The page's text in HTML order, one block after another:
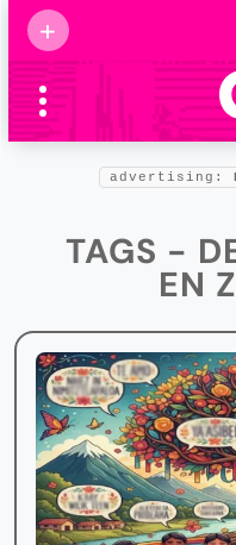
+
Supermamás
2025
Marcas de
confianza
Foro salud
advertising:
TAGS -
EN